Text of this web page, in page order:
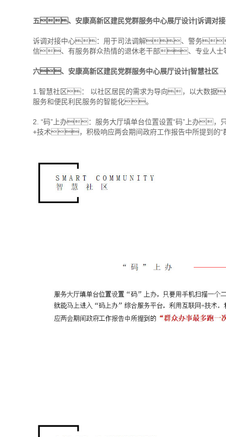
五、安康高新区建民党群服务中心展厅设计|诉调对
诉调对接中心：用于司法调解、警务
信、有服务群众热情的退休老干部、专业人
六、安康高新区建民党群服务中心展厅设计|智慧社区
1.智慧社区： 以社区居民的需求为导向，以大
服务和便民利民服务的智能化。
2. “码”上办：服务大厅填单台位置设置“码”上办
+技术，积极响应两会期间政府工作报告中所提到的